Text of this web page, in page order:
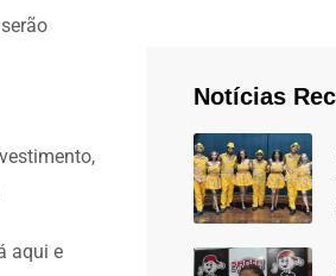
aqui e
Notícias